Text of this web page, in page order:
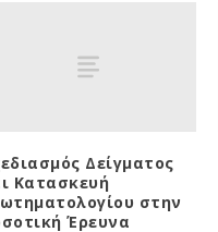
Δείγματος
Κατασκευή
στην
Έρευνα